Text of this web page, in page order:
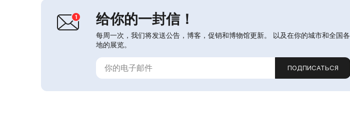
给你的一封信！
每周一次，我们将发送公告，博客，促销和博物馆更新。 以及在你的城市和全国各
地的展览。
ПОДПИСАТЬСЯ